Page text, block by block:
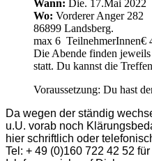
Wann: Die. 17.Mai 2022
Wo: Vorderer Anger 282
86899 Landsberg.
max 6
Die Abende finden
statt. Du kannst die
Voraussetzung: Du hast
Da wegen der ständig
u.U. vorab noch
hier schriftlich oder
Tel: + 49 (0)160 722 42 52